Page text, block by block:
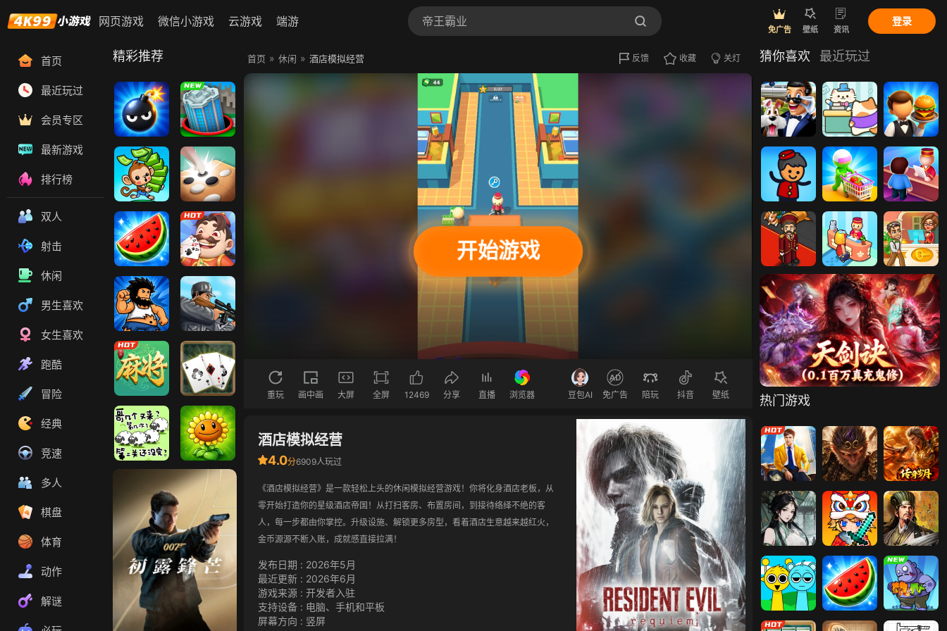
网页游戏 微信小游戏 云游戏 端游
免广告 壁纸 资讯
登录
首页
最近玩过
会员专区
最新游戏
排行榜
双人
射击
休闲
男生喜欢
女生喜欢
跑酷
冒险
经典
竞速
多人
棋盘
体育
动作
解谜
精彩推荐
扫雷大作战 黑洞大乱斗
猴子超市 五林
果蔬连连看 易起斗地主
无敌流浪汉1 狙击小日本2
易起欢乐麻将 蜘蛛纸牌
咩了个咩
植物大战僵尸
2
首页 » 休闲 » 酒店模拟经营 反馈 收藏 关灯
开始游戏
重玩 画中画 大屏 全屏 12469 分享 直播 浏览器 豆包AI 免广告 陪玩 抖音 壁纸
酒店模拟经营
4.0分6909人玩过
《酒店模拟经营》是一款轻松上头的休闲模拟经营游戏！你将化身酒店老板，从
零开始打造你的星级酒店帝国！从打扫客房、布置房间，到接待络绎不绝的客
人，每一步都由你掌控。升级设施、解锁更多房型，看着酒店生意越来越红火，
金币源源不断入账，成就感直接拉满！
发布日期 : 2026年5月
最近更新 : 2026年6月
游戏来源 : 开发者入驻
支持设备 : 电脑、手机和平板
屏幕方向 : 竖屏
猜你喜欢 最近玩过
酒店麻将连连
看
经营猫咪酒店 餐厅模拟经营
建造酒店帝国 超市模拟经营 酒店大师
哈宝大酒店 超级经营者 酒店总经理
假日酒店H5 精品酒店逃离
天剑诀（0.1百
万真充鬼修）
热门游戏
谁是首富 傲视神魔传 传奇岁月
墨武江山 枫叶岛 萌回三国
传奇霸主 霸者归来 维京传奇
节奏盒子 果蔬连连看 合成植物打僵